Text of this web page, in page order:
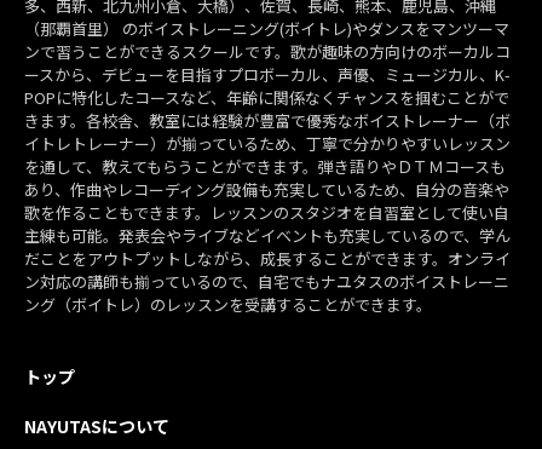
多、西新、北九州小倉、大橋）、佐賀、長崎、熊本、鹿児島、沖縄
（那覇首里） のボイストレーニング(ボイトレ)やダンスをマンツーマ
ンで習うことができるスクールです。歌が趣味の方向けのボーカルコ
ースから、デビューを目指すプロボーカル、声優、ミュージカル、K-
POPに特化したコースなど、年齢に関係なくチャンスを掴むことがで
きます。各校舎、教室には経験が豊富で優秀なボイストレーナー（ボ
イトレトレーナー）が揃っているため、丁寧で分かりやすいレッスン
を通して、教えてもらうことができます。弾き語りやＤＴＭコースも
あり、作曲やレコーディング設備も充実しているため、自分の音楽や
歌を作ることもできます。レッスンのスタジオを自習室として使い自
主練も可能。発表会やライブなどイベントも充実しているので、学ん
だことをアウトプットしながら、成長することができます。オンライ
ン対応の講師も揃っているので、自宅でもナユタスのボイストレーニ
ング（ボイトレ）のレッスンを受講することができます。
トップ
NAYUTASについて